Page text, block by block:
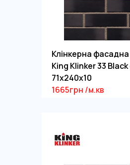
Клінкерна
King Klinker 33
71x240x10
1665грн /м.кв